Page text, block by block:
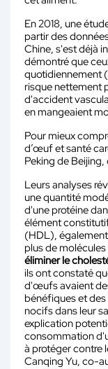
En 2018, une
partir des
Chine, s'est déjà
démontré que
quotidiennement
risque nettement
d'accident
en mangeaient
Pour mieux
d’œuf et santé
Peking de
Leurs analyses
une quantité
d'une protéine
élément
(HDL),
plus de
éliminer le
ils ont constaté
d'œufs avaient
bénéfiques et
nocifs dans leur
explication
consommation
à protéger contre
Canqing Yu, co-